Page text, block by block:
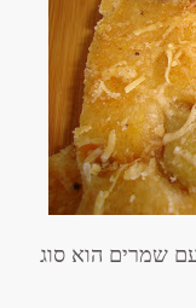
שמרים הוא סוג